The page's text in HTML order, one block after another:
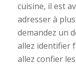
cuisine, il est
adresser à
demandez un
allez identifier
allez confier